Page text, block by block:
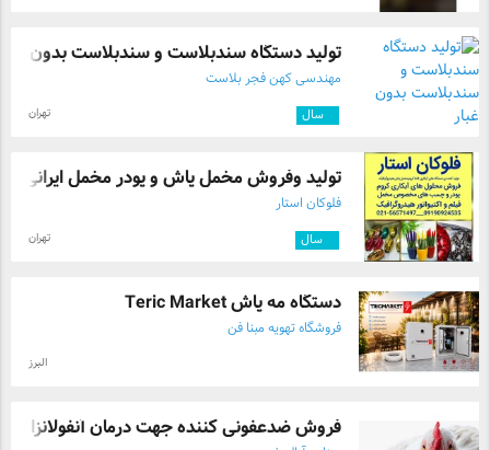
تولید دستگاه سندبلاست و سندبلاست بدون
مهندسی کهن فجر بلاست
سال تهران
تولید وفروش مخمل پاش و پودر مخمل ایرانی ...
فلوکان استار
سال تهران
دستگاه مه پاش Teric Market
فروشگاه تهویه مبنا فن
البرز
فروش ضدعفونی کننده جهت درمان آنفولانزا ط